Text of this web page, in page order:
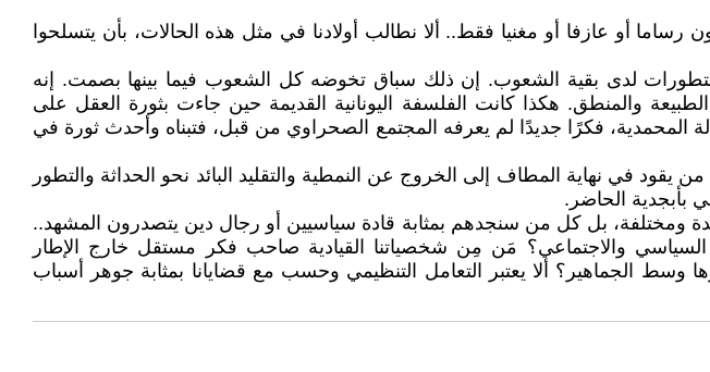
أو عازفا أو مغنيا فقط.. ألا نطالب أولادنا في مثل هذه الحالات، بأن يتسلحوا
لدى بقية الشعوب. إن ذلك سباق تخوضه كل الشعوب فيما بينها بصمت. إنه
والمنطق. هكذا كانت الفلسفة اليونانية القديمة حين جاءت بثورة العقل على
المحمدية، فكرًا جديدًا لم يعرفه المجتمع الصحراوي من قبل، فتبناه وأحدث ثورة في
في نهاية المطاف إلى الخروج عن النمطية والتقليد البائد نحو الحداثة والتطور
بأبجدية الحاضر.
ومختلفة، بل كل من سنجدهم بمثابة قادة سياسيين أو رجال دين يتصدرون المشهد..
والاجتماعي؟ مَن مِن شخصياتنا القيادية صاحب فكر مستقل خارج الإطار
وسط الجماهير؟ ألا يعتبر التعامل التنظيمي وحسب مع قضايانا بمثابة جوهر أسباب